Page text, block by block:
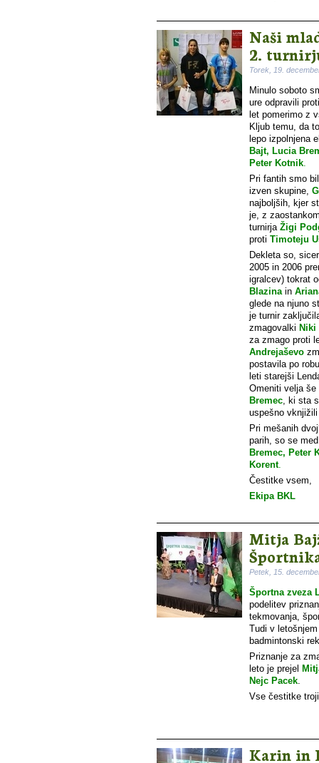
Naši
2.
Torek, 19.
Minulo soboto
ure odpravili
let pomerimo z
Kljub temu, da
lepo izpolnjena
Bajt, Lucia
Peter Kotnik.
Pri fantih smo
izven skupine,
najboljših, kjer
je, z
turnirja Žigi
proti Timoteju
Dekleta so,
2005 in 2006
igralcev) tokrat
Blazinain
glede na njuno
je turnir
zmagovalki Niki
za zmago proti
Andrejaševo
postavila po
leti starejši
Omeniti velja
Bremec, ki sta
uspešno
Pri mešanih
parih, so se
Bremec, Peter
Korent.
Čestitke vsem,
Ekipa BKL
Mitja
Petek, 15.
Športna zveza
podelitev
tekmovanja,
Tudi v
badmintonski
Priznanje za
leto je prejel
Nejc Pacek.
Vse čestitke
Karin in